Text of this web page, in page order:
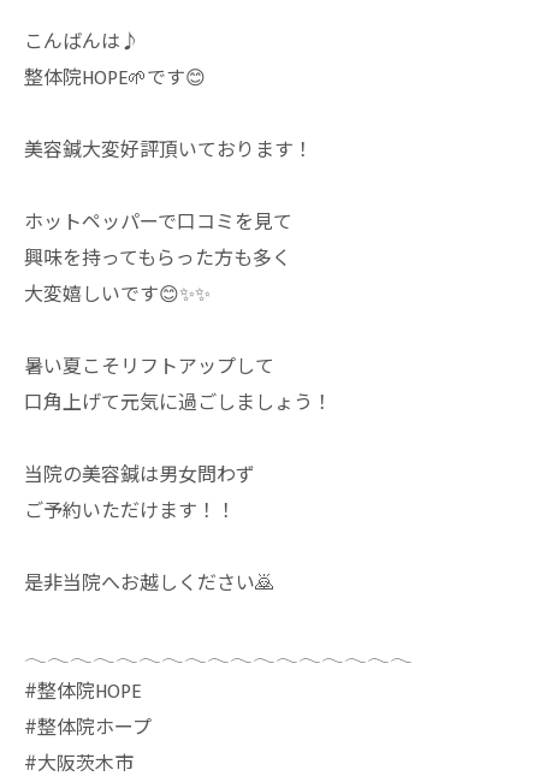
こんばんは♪
整体院HOPE🌱です😊
美容鍼大変好評頂いております！
ホットペッパーで口コミを見て
興味を持ってもらった方も多く
大変嬉しいです😊✨✨
暑い夏こそリフトアップして
口角上げて元気に過ごしましょう！
当院の美容鍼は男女問わず
ご予約いただけます！！
是非当院へお越しください🙇
𓂃𓂃𓂃𓂃𓂃𓂃𓂃𓂃𓂃𓂃𓂃𓂃𓂃𓂃𓂃𓂃𓂃
⁡#整体院HOPE
#整体院ホープ
#大阪茨木市